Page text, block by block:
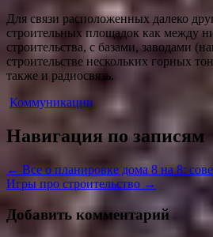
Для связи расположенных далеко
строительных площадок как между
строительства, с базами, заводами
строительстве нескольких горных
также и радиосвязь.
Коммуникации
Навигация по записям
← Все о планировке дома 8 на 8:
Игры про строительство →
Добавить комментарий